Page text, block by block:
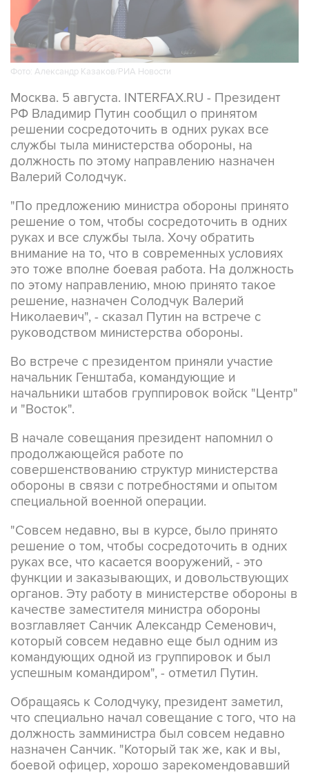
Фото: Александр Казаков/РИА Новости
Москва. 5 августа. INTERFAX.RU - Президент
решении сосредоточить в одних руках все
службы тыла министерства обороны, на
должность по этому направлению назначен
Валерий Солодчук.
"По предложению министра обороны принято
руках и все службы тыла. Хочу обратить
внимание на то, что в современных условиях
это тоже вполне боевая работа. На должность
по этому направлению, мною принято такое
решение, назначен Солодчук Валерий
Николаевич", - сказал Путин на встрече с
руководством министерства обороны.
Во встрече с президентом приняли участие
начальники штабов группировок войск "Центр"
и "Восток".
В начале совещания президент напомнил о
совершенствованию структур министерства
обороны в связи с потребностями и опытом
специальной военной операции.
"Совсем недавно, вы в курсе, было принято
руках все, что касается вооружений, - это
функции и заказывающих, и довольствующих
органов. Эту работу в министерстве обороны в
качестве заместителя министра обороны
возглавляет Санчик Александр Семенович,
который совсем недавно еще был одним из
командующих одной из группировок и был
успешным командиром", - отметил Путин.
Обращаясь к Солодчуку, президент заметил,
должность замминистра был совсем недавно
назначен Санчик. "Который так же, как и вы,
боевой офицер, хорошо зарекомендовавший
себя в качестве командира, грамотно
управлявшего войсками", - сказал Путин.